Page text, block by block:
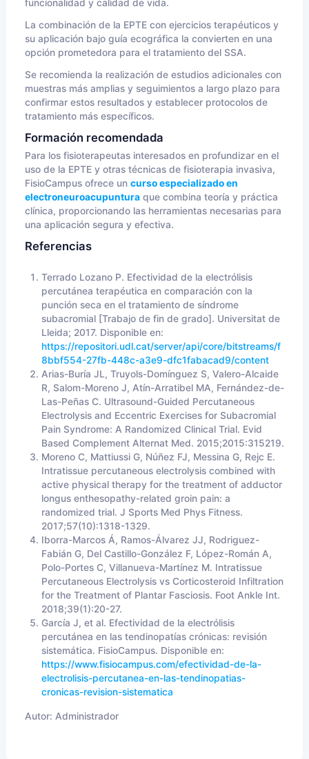
funcionalidad y calidad de vida.
La combinación de la EPTE con ejercicios terapéuticos y
su aplicación bajo guía ecográfica la convierten en una
opción prometedora para el tratamiento del SSA.
Se recomienda la realización de estudios adicionales con
muestras más amplias y seguimientos a largo plazo para
confirmar estos resultados y establecer protocolos de
tratamiento más específicos.
Formación recomendada
Para los fisioterapeutas interesados en profundizar en el
uso de la EPTE y otras técnicas de fisioterapia invasiva,
FisioCampus ofrece un curso especializado en
electroneuroacupuntura que combina teoría y práctica
clínica, proporcionando las herramientas necesarias para
una aplicación segura y efectiva.
Referencias
Terrado Lozano P. Efectividad de la electrólisis
percutánea terapéutica en comparación con la
punción seca en el tratamiento de síndrome
subacromial [Trabajo de fin de grado]. Universitat de
Lleida; 2017. Disponible en:
https://repositori.udl.cat/server/api/core/bitstreams/f
8bbf554-27fb-448c-a3e9-dfc1fabacad9/content
Arias-Buría JL, Truyols-Domínguez S, Valero-Alcaide
R, Salom-Moreno J, Atín-Arratibel MA, Fernández-de-
Las-Peñas C. Ultrasound-Guided Percutaneous
Electrolysis and Eccentric Exercises for Subacromial
Pain Syndrome: A Randomized Clinical Trial. Evid
Based Complement Alternat Med. 2015;2015:315219.
Moreno C, Mattiussi G, Núñez FJ, Messina G, Rejc E.
Intratissue percutaneous electrolysis combined with
active physical therapy for the treatment of adductor
longus enthesopathy-related groin pain: a
randomized trial. J Sports Med Phys Fitness.
2017;57(10):1318-1329.
Iborra-Marcos Á, Ramos-Álvarez JJ, Rodriguez-
Fabián G, Del Castillo-González F, López-Román A,
Polo-Portes C, Villanueva-Martínez M. Intratissue
Percutaneous Electrolysis vs Corticosteroid Infiltration
for the Treatment of Plantar Fasciosis. Foot Ankle Int.
2018;39(1):20-27.
García J, et al. Efectividad de la electrólisis
percutánea en las tendinopatías crónicas: revisión
sistemática. FisioCampus. Disponible en:
https://www.fisiocampus.com/efectividad-de-la-
electrolisis-percutanea-en-las-tendinopatias-
cronicas-revision-sistematica
Autor: Administrador